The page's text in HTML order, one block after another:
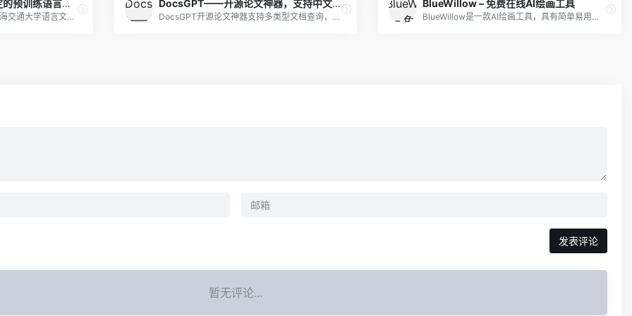
天工大模型——高效稳定的预训练语言模型
天工大模型（TI-NLP）是上海交通大学语言文字研究所和自然语言处理实验室共同开发的大型中文自然语言处理模型，旨在为自然语言处理领域的学者和开发者提供一款功能强大、高效稳定的预训练语言模型。
DocsGPT——开源论文神器，支持中文可本地部署
DocsGPT开源论文神器支持多类型文档查询，支持中文可本地部署。
BlueWillow – 免费在线AI绘画工具
BlueWillow是一款AI绘画工具，具有简单易用、多样性和灵活性等特点，支持生成动漫、游戏、写实等不同类型和风格的图片，并且可以通过简单的在线工具体调整生成图片的效果。
发表评论
暂无评论...